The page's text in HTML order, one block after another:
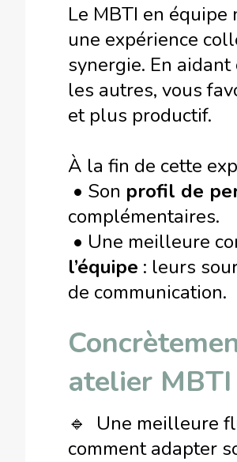
Le MBTI en équipe
une expérience
synergie. En
les autres, vous
et plus productif.
À la fin de cette
• Son profil de
complémentaires.
• Une meilleure
l’équipe : leurs
de communication.
atelier
🔹 Une meilleure
comment adapter